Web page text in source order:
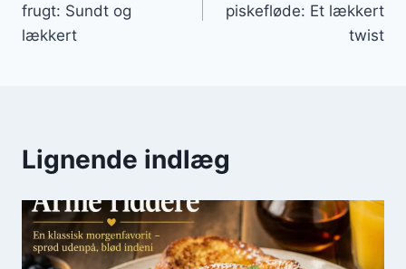
frugt: Sundt og
lækkert
piskefløde: Et lækkert
twist
Lignende indlæg